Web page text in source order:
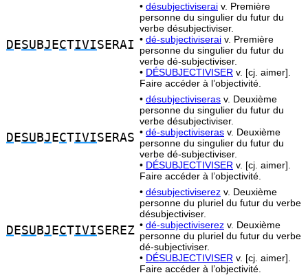
D ESU BJ ECTIVISERAI
• désubjectiviserai v. Première
personne du singulier du futur du
verbe désubjectiviser.
• dé-subjectiviserai v. Première
personne du singulier du futur du
verbe dé-subjectiviser.
• DÉSUBJECTIVISER v. [cj. aimer].
Faire accéder à l’objectivité.
D ESU BJ ECTIVISERAS
• désubjectiviseras v. Deuxième
personne du singulier du futur du
verbe désubjectiviser.
• dé-subjectiviseras v. Deuxième
personne du singulier du futur du
verbe dé-subjectiviser.
• DÉSUBJECTIVISER v. [cj. aimer].
Faire accéder à l’objectivité.
D ESU BJ ECTIVISEREZ
• désubjectiviserez v. Deuxième
personne du pluriel du futur du verbe
désubjectiviser.
• dé-subjectiviserez v. Deuxième
personne du pluriel du futur du verbe
dé-subjectiviser.
• DÉSUBJECTIVISER v. [cj. aimer].
Faire accéder à l’objectivité.